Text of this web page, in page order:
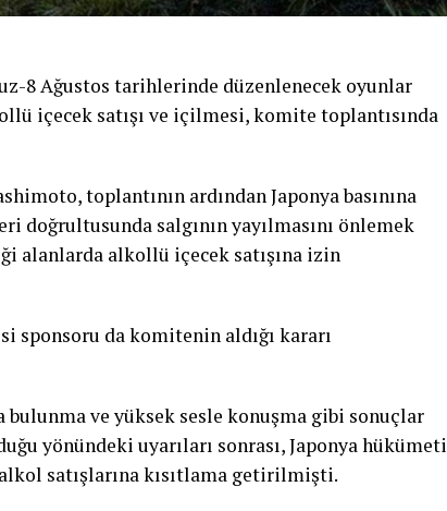
8 Ağustos tarihlerinde düzenlenecek oyunlar
içecek satışı ve içilmesi, komite toplantısında
toplantının ardından Japonya basınına
doğrultusunda salgının yayılmasını önlemek
alanlarda alkollü içecek satışına izin
sponsoru da komitenin aldığı kararı
ve yüksek sesle konuşma gibi sonuçlar
yönündeki uyarıları sonrası, Japonya hükümeti
satışlarına kısıtlama getirilmişti.